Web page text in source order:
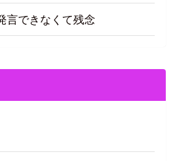
言できなくて残念